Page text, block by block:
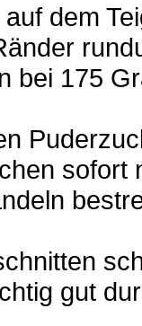
dem
bei 175
sofort
gut